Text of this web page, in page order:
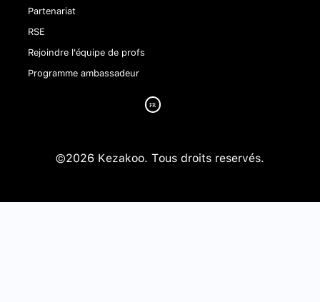
Partenariat
RSE
Rejoindre l'équipe de profs
Programme ambassadeur
©2026 Kezakoo. Tous droits reservés.